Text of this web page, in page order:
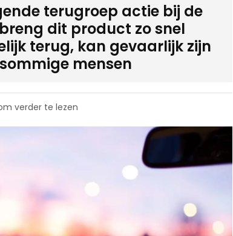
terugroep actie bij de
dit product zo snel
terug, kan gevaarlijk zijn
mensen
verder te lezen